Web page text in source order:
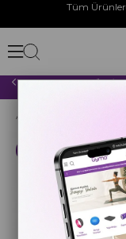
Tüm
2000 TL VE ÜZERİ
Anasayfa
Kargo Bedava